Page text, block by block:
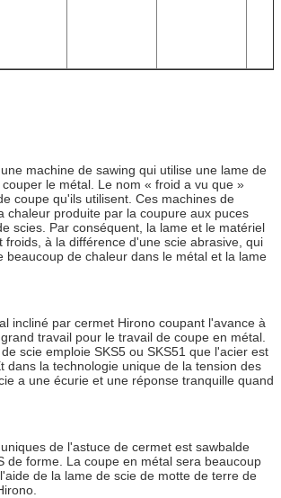
machine de sawing qui utilise une lame de
le métal. Le nom « froid a vu que »
coupe qu'ils utilisent. Ces machines de
chaleur produite par la coupure aux puces
scies. Par conséquent, la lame et le matériel
froids, à la différence d'une scie abrasive, qui
beaucoup de chaleur dans le métal et la lame
incliné par cermet Hirono coupant l'avance à
travail pour le travail de coupe en métal.
scie emploie SKS5 ou SKS51 que l'acier est
dans la technologie unique de la tension des
a une écurie et une réponse tranquille quand
de l'astuce de cermet est sawbalde
de forme. La coupe en métal sera beaucoup
de la lame de scie de motte de terre de